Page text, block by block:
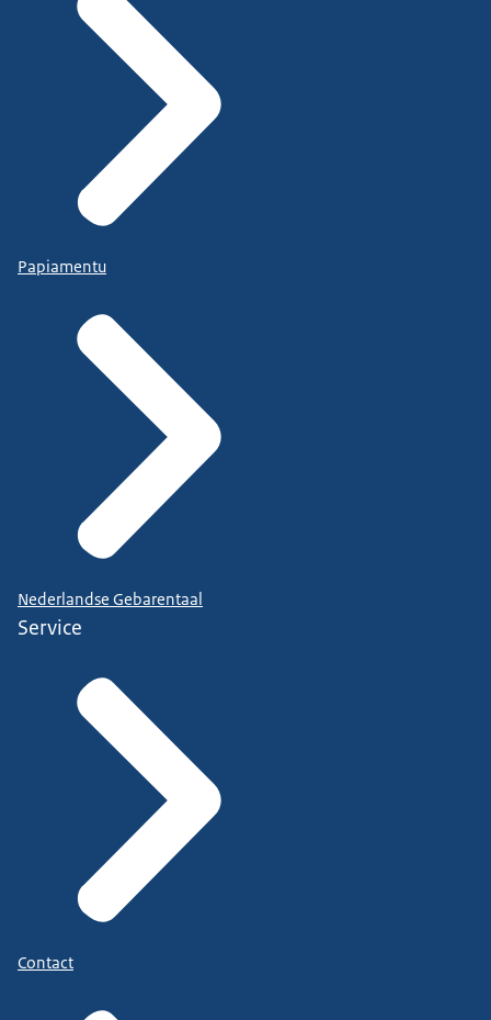
Papiamentu
Nederlandse Gebarentaal
Service
Contact